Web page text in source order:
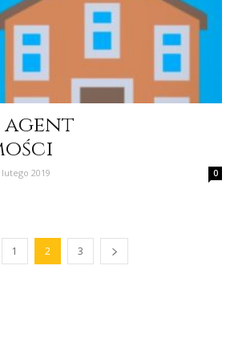
agent
lutego 2019 0
1 2 3